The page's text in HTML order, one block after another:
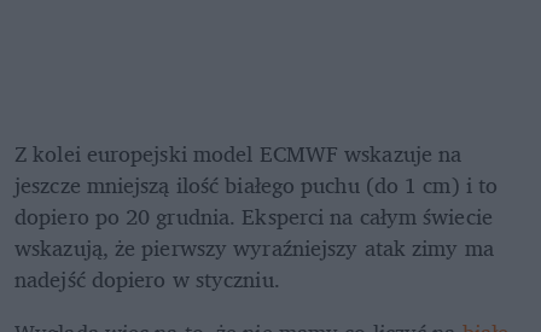
Z kolei europejski model ECMWF wskazuje na
jeszcze mniejszą ilość białego puchu (do 1 cm) i to
dopiero po 20 grudnia. Eksperci na całym świecie
wskazują, że pierwszy wyraźniejszy atak zimy ma
nadejść dopiero w styczniu.